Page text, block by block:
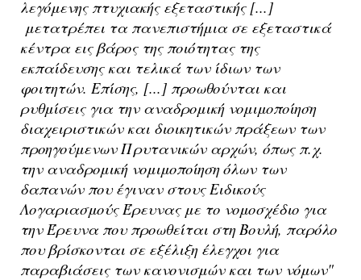
λεγόμενης πτυχιακής εξεταστικής [...]
μετατρέπει τα πανεπιστήμια σε εξεταστικά
κέντρα εις βάρος της ποιότητας της
εκπαίδευσης και τελικά των ίδιων των
φοιτητών. Επίσης, [...] προωθούνται και
ρυθμίσεις για την αναδρομική νομιμοποίηση
διαχειριστικών και διοικητικών πράξεων των
προηγούμενων Πρυτανικών αρχών, όπως π.χ.
την αναδρομική νομιμοποίηση όλων των
δαπανών που έγιναν στους Ειδικούς
Λογαριασμούς Έρευνας με το νομοσχέδιο για
την Έρευνα που προωθείται στη Βουλή, παρόλο
που βρίσκονται σε εξέλιξη έλεγχοι για
παραβιάσεις των κανονισμών και των νόμων"